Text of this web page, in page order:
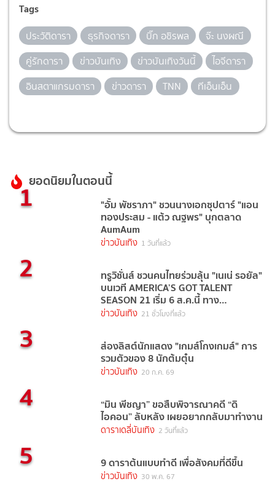
Tags
ประวัติดารา ธุรกิจดารา บิ๊ก อชิรพล
จ๊ะ นงผณี
คู่รักดารา
ข่าวบันเทิง ข่าวบันเทิงวันนี้
ไอจีดารา
อินสตาแกรมดารา
ข่าวดารา TNN ทีเอ็นเอ็น
ยอดนิยมในตอนนี้
1 "อั้ม พัชราภา" ชวนนางเอกซุปตาร์ "แอน
ทองประสม - แต้ว ณฐพร" บุกตลาด
AumAum
ข่าวบันเทิง 1 วันที่แล้ว
2 ทรูวิชั่นส์ ชวนคนไทยร่วมลุ้น "เนเน่ รอยัล"
บนเวที AMERICA’S GOT TALENT
SEASON 21 เริ่ม 6 ส.ค.นี้ ทาง
TrueVisions NOW
ข่าวบันเทิง 21 ชั่วโมงที่แล้ว
3 ส่องลิสต์นักแสดง "เกมส์โกงเกมส์" การ
รวมตัวของ 8 นักต้มตุ๋น
ข่าวบันเทิง 20 ก.ค. 69
4 “มิน พีชญา” ขอสืบพิจารณาคดี “ดิ
ไอคอน” ลับหลัง เผยอยากกลับมาทำงาน
ดาราเดลี่บันเทิง 2 วันที่แล้ว
5 9 ดาราต้นแบบทำดี เพื่อสังคมที่ดีขึ้น
ข่าวบันเทิง 30 พ.ค. 67